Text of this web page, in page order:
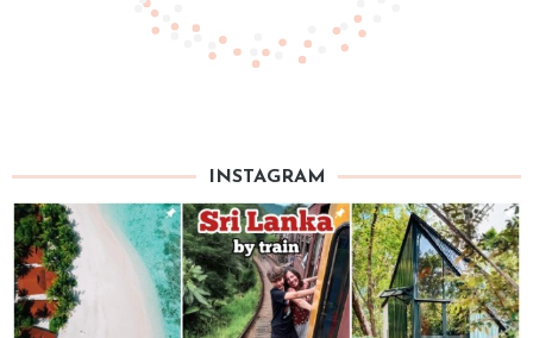
INSTAGRAM